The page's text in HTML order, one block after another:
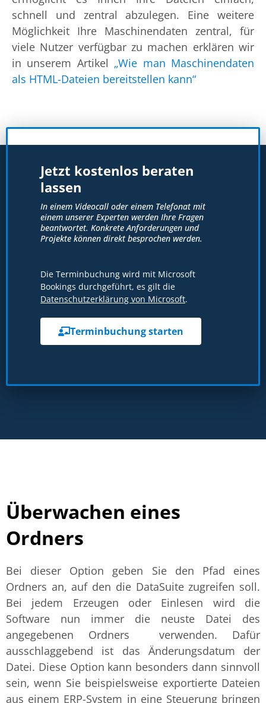
schnell und zentral abzulegen. Eine weitere
Möglichkeit Ihre Maschinendaten zentral, für
viele Nutzer verfügbar zu machen erklären wir
in unserem Artikel „Wie man Maschinendaten
als HTML-Dateien bereitstellen kann“
Jetzt kostenlos beraten
lassen
In einem Videocall oder einem Telefonat mit
einem unserer Experten werden Ihre Fragen
beantwortet. Konkrete Anforderungen und
Projekte können direkt besprochen werden.
Die Terminbuchung wird mit Microsoft
Bookings durchgeführt, es gilt die
Datenschutzerklärung von Microsoft.
Terminbuchung starten
Überwachen eines
Ordners
Bei dieser Option geben Sie den Pfad eines
Ordners an, auf den die DataSuite zugreifen soll.
Bei jedem Erzeugen oder Einlesen wird die
Software nun immer die neuste Datei des
angegebenen Ordners verwenden. Dafür
ausschlaggebend ist das Änderungsdatum der
Datei. Diese Option kann besonders dann sinnvoll
sein, wenn Sie beispielsweise exportierte Dateien
aus einem ERP-System in eine Steuerung bringen